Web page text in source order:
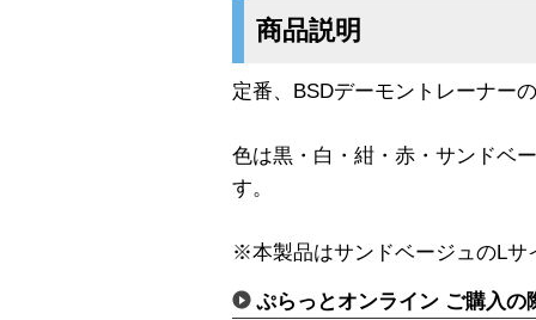
商品説明
定番、BSDデーモントレーナー
色は黒・白・紺・赤・サンドベ
す。
※本製品はサンドベージュのLサ
ぷらっとオンライン ご購入の